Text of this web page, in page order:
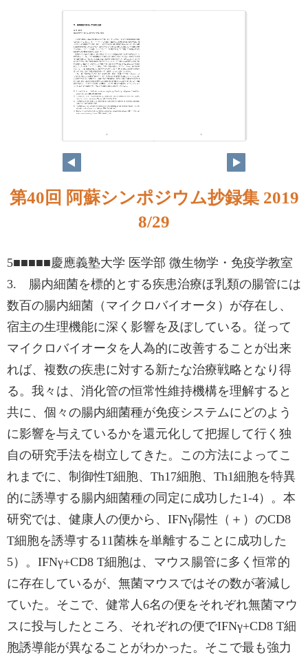
第40回 阿蘇シンポジウム抄録集 2019
8/29
5■■■■■慶應義塾大学 医学部 微生物学・免疫学教室
3. 腸内細菌を標的とする疾患治療ほ乳類の腸管には
数百の腸内細菌（マイクロバイオータ）が存在し、
宿主の生理機能に深く影響を及ぼしている。従って
マイクロバイオータを人為的に改善することが出来
れば、複数の疾患に対する新たな治療戦略となり得
る。我々は、消化管の恒常性維持機構を理解すると
共に、個々の腸内細菌種が免疫システムにどのよう
に影響を与えているかを還元化して把握して行く独
自の研究手法を樹立してきた。この方法によってこ
れまでに、制御性T細胞、Th17細胞、Th1細胞を特異
的に誘導する腸内細菌種の同定に成功した1-4）。本
研究では、健康人の便から、IFNγ陽性（＋）のCD8
T細胞を誘導する11菌株を単離することに成功した
5）。IFNγ+CD8 T細胞は、マウス腸管に多く恒常的
に存在しているが、無菌マウスではその数が著減し
ていた。そこで、健常人6名の便をそれぞれ無菌マウ
スに投与したところ、それぞれの便でIFNγ+CD8 T細
胞誘導能が異なることがわかった。そこで最も強力